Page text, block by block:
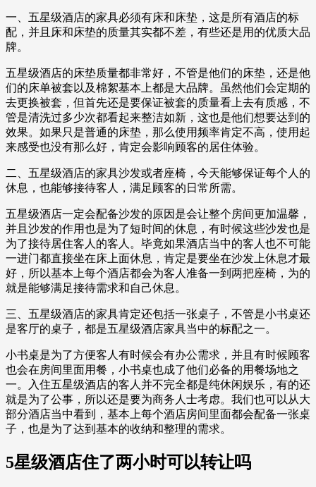
一、五星级酒店的家具必须有床和床垫，这是所有酒店的标
配，并且床和床垫的质量其实都不差，有些还是用的优质大品
牌。
五星级酒店的床垫质量都非常好，不管是他们的床垫，还是他
们的床单被套以及棉絮基本上都是大品牌。虽然他们会定期的
去更换被套，但首先还是要保证被套的质量看上去有质感，不
管是清洗过多少次都看起来整洁如新，这也是他们想要达到的
效果。如果只是普通的床垫，那么使用频率肯定不高，使用起
来感受也没有那么好，肯定会影响顾客的居住体验。
二、五星级酒店的家具沙发或者座椅，今天能够保证每个人的
休息，也能够接待客人，满足顾客的日常所需。
五星级酒店一定会配备沙发的原因是会让整个房间更加温馨，
并且沙发的作用也是为了短时间的休息，有时候这些沙发也是
为了接待居住客人的客人。毕竟如果酒店当中的客人也不可能
一进门都直接坐在床上面休息，肯定是要坐在沙发上休息才最
好，所以基本上每个酒店都会为客人准备一到两把座椅，为的
就是能够满足接待需求和自己休息。
三、五星级酒店的家具肯定还包括一张桌子，不管是小书桌还
是客厅的桌子，都是五星级酒店家具当中的标配之一。
小书桌是为了方便客人有时候会有办公需求，并且有时候顾客
也会在房间里面用餐，小书桌也成了他们必备的用餐场地之
一。入住五星级酒店的客人并不完全都是纯休闲娱乐，有的还
就是为了公事，所以还是要为商务人士考虑。我们也可以从大
部分酒店当中看到，基本上每个酒店房间里面都会配备一张桌
子，也是为了达到基本的收纳和整理的需求。
5星级酒店住了两小时可以转让吗